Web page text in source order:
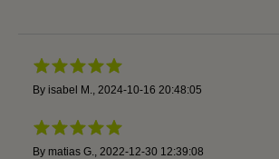
By isabel M. 2024-10-16 20:48:05
By matias G. 2022-12-30 12:39:08